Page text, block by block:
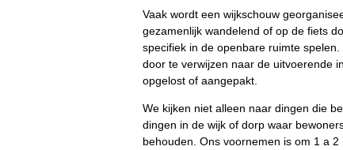
Vaak wordt een wijkschouw
gezamenlijk wandelend of op de fiets
specifiek in de openbare ruimte
door te verwijzen naar de uitvoerende
opgelost of aangepakt.
We kijken niet alleen naar dingen die
dingen in de wijk of dorp waar
behouden. Ons voornemen is om 1 a